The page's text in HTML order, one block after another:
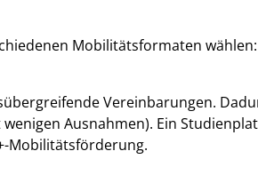
Mobilitätsformaten wählen:
Vereinbarungen.
Ausnahmen). Ein
Mobilitätsförderung.